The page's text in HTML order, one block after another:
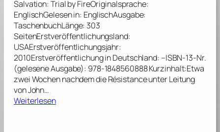
e
r
m
i
n
a
t
o
S
Salvation: Trial by FireOriginalsprache:
EnglischGelesen in: EnglischAusgabe:
TaschenbuchLänge: 303
SeitenErstveröffentlichungsland:
USAErstveröffentlichungsjahr:
2010Erstveröffentlichung in Deutschland: –ISBN-13-Nr.
(gelesene Ausgabe): 978-1848560888 Kurzinhalt:Etwa
zwei Wochen nachdem die Résistance unter Leitung
von John…
Weiterlesen: